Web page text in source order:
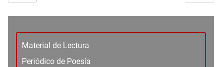
Material de Lectura
Periódico de Poesía